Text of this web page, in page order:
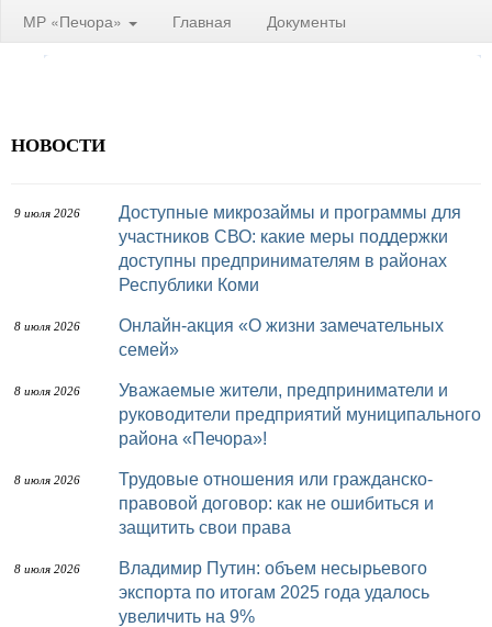
МР «Печора» Главная Документы
НОВОСТИ
9 июля 2026
Доступные микрозаймы и программы для
участников СВО: какие меры поддержки
доступны предпринимателям в районах
Республики Коми
8 июля 2026
Онлайн-акция «О жизни замечательных
семей»
8 июля 2026
Уважаемые жители, предприниматели и
руководители предприятий муниципального
района «Печора»!
8 июля 2026
Трудовые отношения или гражданско-
правовой договор: как не ошибиться и
защитить свои права
8 июля 2026
Владимир Путин: объем несырьевого
экспорта по итогам 2025 года удалось
увеличить на 9%